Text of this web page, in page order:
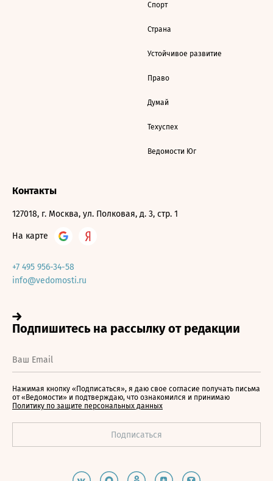
Спорт
Страна
Устойчивое развитие
Право
Думай
Техуспех
Ведомости Юг
Контакты
127018, г. Москва, ул. Полковая, д. 3, стр. 1
На карте
+7 495 956-34-58
info@vedomosti.ru
Нажимая кнопку «Подписаться», я даю свое согласие получать письма
от «Ведомости» и подтверждаю, что ознакомился и принимаю
Политику по защите персональных данных